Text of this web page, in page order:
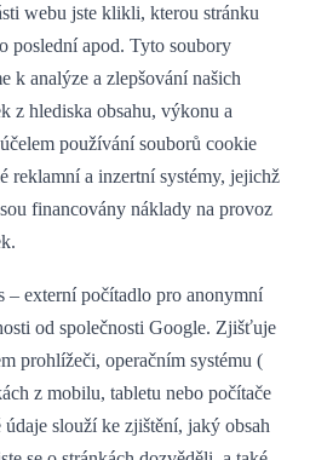
webu jste klikli, kterou stránku
poslední apod. Tyto soubory
k analýze a zlepšování našich
z hlediska obsahu, výkonu a
používání souborů cookie
reklamní a inzertní systémy, jejichž
financovány náklady na provoz
– externí počítadlo pro anonymní
od společnosti Google. Zjišťuje
prohlížeči, operačním systému (
z mobilu, tabletu nebo počítače
údaje slouží ke zjištění, jaký obsah